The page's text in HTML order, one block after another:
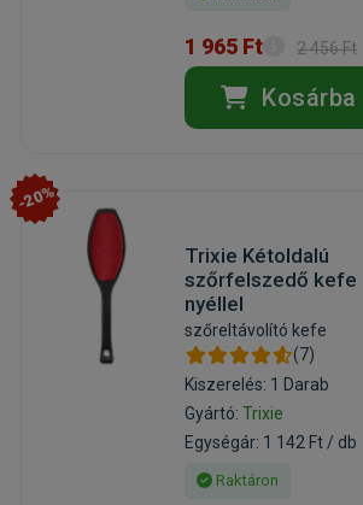
1 965 Ft 2 456 Ft
Kosárba
-20%
Trixie Kétoldalú
szőrfelszedő kefe
nyéllel
szőreltávolító kefe
(7)
Kiszerelés: 1 Darab
Gyártó:Trixie
Egységár: 1 142 Ft / db
Raktáron